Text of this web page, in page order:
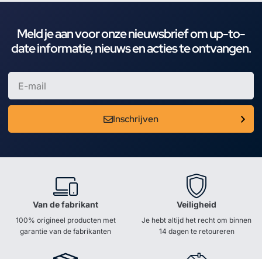
Meld je aan voor onze nieuwsbrief om up-to-
date informatie, nieuws en acties te ontvangen.
Inschrijven
Van de fabrikant
100% origineel producten met
garantie van de fabrikanten
Veiligheid
Je hebt altijd het recht om binnen
14 dagen te retoureren